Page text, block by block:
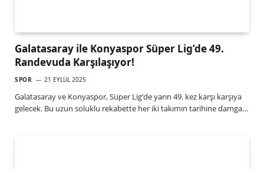
Galatasaray ile Konyaspor Süper Lig’de 49.
Randevuda Karşılaşıyor!
SPOR 21 EYLÜL 2025
Galatasaray ve Konyaspor, Süper Lig’de yarın 49. kez karşı karşıya
gelecek. Bu uzun soluklu rekabette her iki takımın tarihine damga…